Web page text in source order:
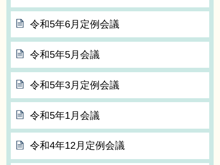
令和5年6月定例会議
令和5年5月会議
令和5年3月定例会議
令和5年1月会議
令和4年12月定例会議